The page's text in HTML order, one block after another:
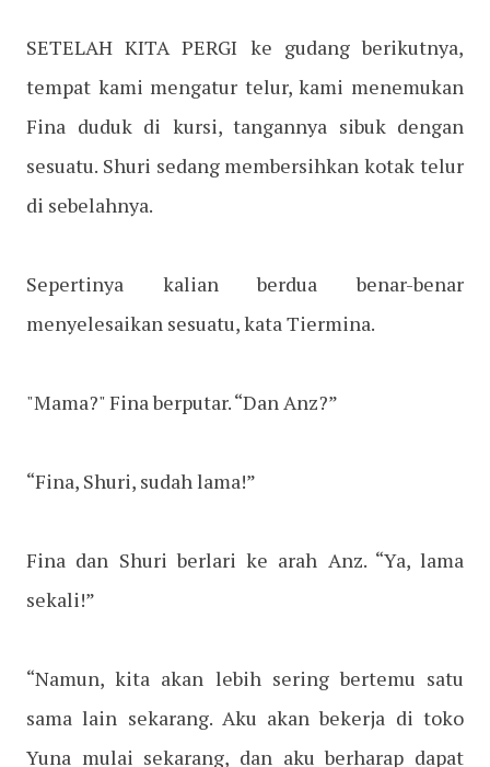
SETELAH KITA PERGI ke gudang berikutnya,
tempat kami mengatur telur, kami menemukan
Fina duduk di kursi, tangannya sibuk dengan
sesuatu. Shuri sedang membersihkan kotak telur
di sebelahnya.
Sepertinya kalian berdua benar-benar
menyelesaikan sesuatu, kata Tiermina.
"Mama?" Fina berputar. “Dan Anz?”
“Fina, Shuri, sudah lama!”
Fina dan Shuri berlari ke arah Anz. “Ya, lama
sekali!”
“Namun, kita akan lebih sering bertemu satu
sama lain sekarang. Aku akan bekerja di toko
Yuna mulai sekarang, dan aku berharap dapat